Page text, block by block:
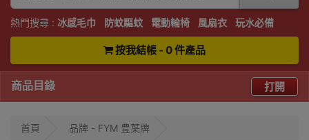
熱門搜尋 : 冰感毛巾 防蚊驅蚊 電動輪椅 風扇衣 玩水必備
按我結帳 - 0 件產品
商品目錄 打開
首頁 品牌 - FYM 豊葉牌